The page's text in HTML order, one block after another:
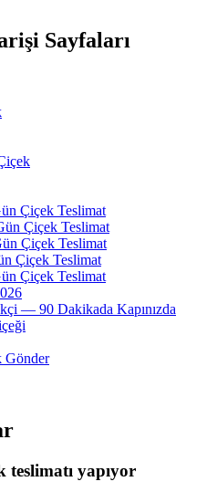
Sayfaları
Çiçek Teslimat
Çiçek Teslimat
Çiçek Teslimat
Çiçek Teslimat
Çiçek Teslimat
— 90 Dakikada Kapınızda
Gönder
teslimatı yapıyor